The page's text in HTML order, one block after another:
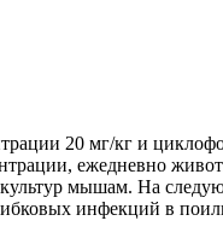
20 мг/кг и
ежедневно
мышам. На
инфекций в